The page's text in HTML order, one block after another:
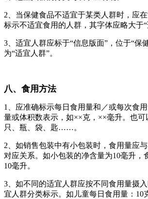
2、当保健食品不适宜于某类人群时，应在
标示不适宜食用的人群，其字体应略大于“
3、适宜人群应标于“信息版面”，位于“保
为“适宜人群”。
八、食用方法
1、应准确标示每日食用量和／或每次食
量或体积数表示，如××克，××毫升。也可
只、瓶、袋、匙……。
2、如销售包装中有小包装时，食用量应
对应关系。如小包装的净含量为10毫升，
10毫升。
3、如不同的适宜人群应按不同食用量摄
宜人群分类标示。如儿童每日食用量：10